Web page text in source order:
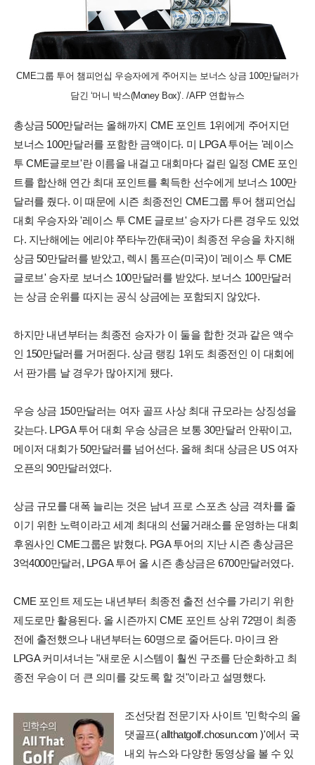
CME그룹 투어 챔피언십 우승자에게 주어지는 보너스 상금 100만달러가
담긴 ‘머니 박스(Money Box)’. /AFP 연합뉴스
총상금 500만달러는 올해까지 CME 포인트 1위에게 주어지던
보너스 100만달러를 포함한 금액이다. 미 LPGA 투어는 '레이스
투 CME글로브'란 이름을 내걸고 대회마다 걸린 일정 CME 포인
트를 합산해 연간 최대 포인트를 획득한 선수에게 보너스 100만
달러를 줬다. 이 때문에 시즌 최종전인 CME그룹 투어 챔피언십
대회 우승자와 '레이스 투 CME 글로브' 승자가 다른 경우도 있었
다. 지난해에는 에리야 쭈타누깐(태국)이 최종전 우승을 차지해
상금 50만달러를 받았고, 렉시 톰프슨(미국)이 '레이스 투 CME
글로브' 승자로 보너스 100만달러를 받았다. 보너스 100만달러
는 상금 순위를 따지는 공식 상금에는 포함되지 않았다.
하지만 내년부터는 최종전 승자가 이 둘을 합한 것과 같은 액수
인 150만달러를 거머쥔다. 상금 랭킹 1위도 최종전인 이 대회에
서 판가름 날 경우가 많아지게 됐다.
우승 상금 150만달러는 여자 골프 사상 최대 규모라는 상징성을
갖는다. LPGA 투어 대회 우승 상금은 보통 30만달러 안팎이고,
메이저 대회가 50만달러를 넘어선다. 올해 최대 상금은 US 여자
오픈의 90만달러였다.
상금 규모를 대폭 늘리는 것은 남녀 프로 스포츠 상금 격차를 줄
이기 위한 노력이라고 세계 최대의 선물거래소를 운영하는 대회
후원사인 CME그룹은 밝혔다. PGA 투어의 지난 시즌 총상금은
3억4000만달러, LPGA 투어 올 시즌 총상금은 6700만달러였다.
CME 포인트 제도는 내년부터 최종전 출전 선수를 가리기 위한
제도로만 활용된다. 올 시즌까지 CME 포인트 상위 72명이 최종
전에 출전했으나 내년부터는 60명으로 줄어든다. 마이크 완
LPGA 커미셔너는 "새로운 시스템이 훨씬 구조를 단순화하고 최
종전 우승이 더 큰 의미를 갖도록 할 것"이라고 설명했다.
조선닷컴 전문기자 사이트 '민학수의 올
댓골프( allthatgolf.chosun.com )'에서 국
내외 뉴스와 다양한 동영상을 볼 수 있